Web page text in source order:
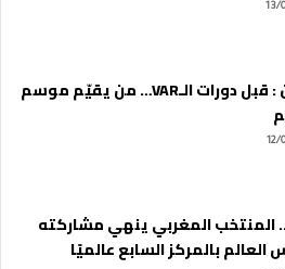
13/
العنوان : قبل دورات الـVAR… من يقيّم موسم
12/
المنتخب المغربي ينهي مشاركته
بالمركز السابع عالميًا